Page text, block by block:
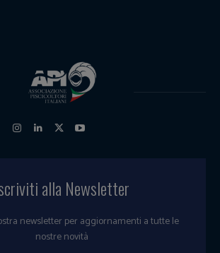
alla Newsletter
newsletter per aggiornamenti a tutte le
nostre novità